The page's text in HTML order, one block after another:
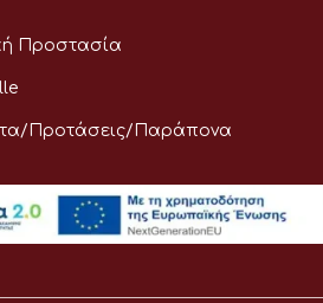
Προστασία
Προτάσεις/Παράπονα